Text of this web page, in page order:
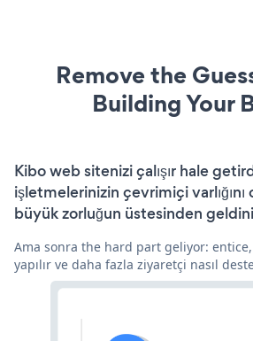
Remove the
Building Your
Kibo web sitenizi çalışır hale
işletmelerinizin çevrimiçi
büyük zorluğun üstesinden
Ama sonra the hard part geliyor: entice,
yapılır ve daha fazla ziyaretçi nasıl